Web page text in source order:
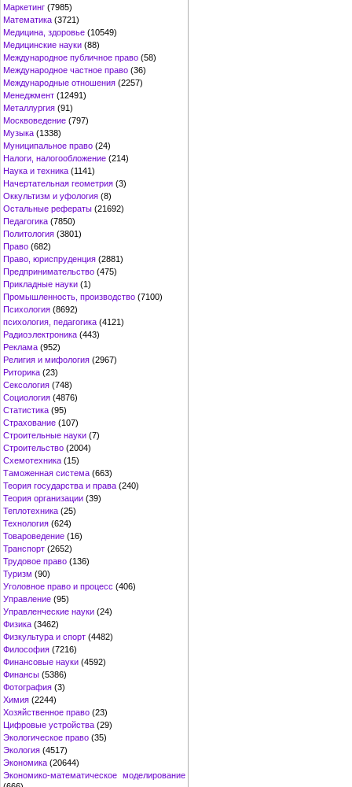
Маркетинг (7985)
Математика (3721)
Медицина, здоровье (10549)
Медицинские науки (88)
Международное публичное право (58)
Международное частное право (36)
Международные отношения (2257)
Менеджмент (12491)
Металлургия (91)
Москвоведение (797)
Музыка (1338)
Муниципальное право (24)
Налоги, налогообложение (214)
Наука и техника (1141)
Начертательная геометрия (3)
Оккультизм и уфология (8)
Остальные рефераты (21692)
Педагогика (7850)
Политология (3801)
Право (682)
Право, юриспруденция (2881)
Предпринимательство (475)
Прикладные науки (1)
Промышленность, производство (7100)
Психология (8692)
психология, педагогика (4121)
Радиоэлектроника (443)
Реклама (952)
Религия и мифология (2967)
Риторика (23)
Сексология (748)
Социология (4876)
Статистика (95)
Страхование (107)
Строительные науки (7)
Строительство (2004)
Схемотехника (15)
Таможенная система (663)
Теория государства и права (240)
Теория организации (39)
Теплотехника (25)
Технология (624)
Товароведение (16)
Транспорт (2652)
Трудовое право (136)
Туризм (90)
Уголовное право и процесс (406)
Управление (95)
Управленческие науки (24)
Физика (3462)
Физкультура и спорт (4482)
Философия (7216)
Финансовые науки (4592)
Финансы (5386)
Фотография (3)
Химия (2244)
Хозяйственное право (23)
Цифровые устройства (29)
Экологическое право (35)
Экология (4517)
Экономика (20644)
Экономико-математическое моделирование